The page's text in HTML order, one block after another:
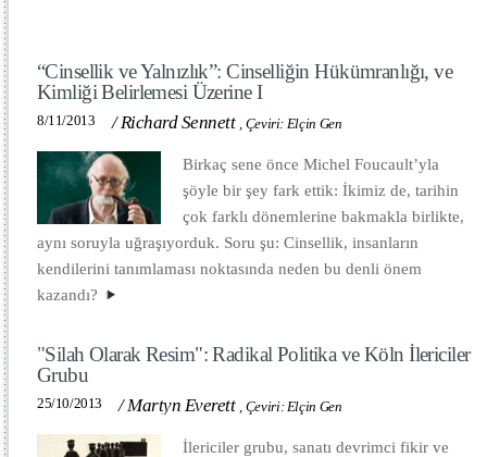
“Cinsellik ve Yalnızlık”: Cinselliğin Hükümranlığı, ve
Kimliği Belirlemesi Üzerine I
8/11/2013 /Richard Sennett , Çeviri: Elçin Gen
Birkaç sene önce Michel Foucault’yla
şöyle bir şey fark ettik: İkimiz de, tarihin
çok farklı dönemlerine bakmakla birlikte,
aynı soruyla uğraşıyorduk. Soru şu: Cinsellik, insanların
kendilerini tanımlaması noktasında neden bu denli önem
kazandı?
"Silah Olarak Resim": Radikal Politika ve Köln İlericiler
Grubu
25/10/2013 /Martyn Everett , Çeviri: Elçin Gen
İlericiler grubu, sanatı devrimci fikir ve